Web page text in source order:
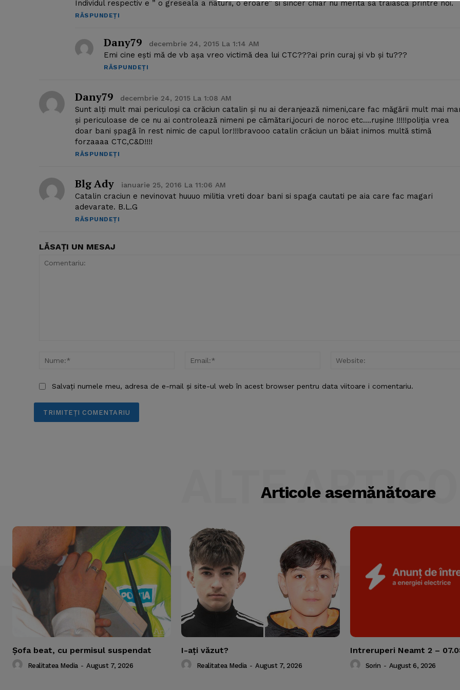
Individul respectiv e ” o greseala a naturii, o eroare” si sincer chiar nu merita sa traiasca printre noi.
RĂSPUNDEȚI
Dany79 decembrie 24, 2015 La 1:14 AM
Emi cine ești mă de vb așa vreo victimă dea lui CTC???ai prin curaj și vb și tu???
RĂSPUNDEȚI
Dany79 decembrie 24, 2015 La 1:08 AM
Sunt alți mult mai periculoși ca crăciun catalin și nu ai deranjează nimeni,care fac măgării mult mai
și periculoase de ce nu ai controlează nimeni pe cămătari,jocuri de noroc etc….rușine !!!!!poliția vrea
doar bani șpagă în rest nimic de capul lor!!!bravooo catalin crăciun un băiat inimos multă stimă
forzaaaa CTC,C&D!!!!
RĂSPUNDEȚI
Blg Ady ianuarie 25, 2016 La 11:06 AM
Catalin craciun e nevinovat huuuo militia vreti doar bani si spaga cautati pe aia care fac magari
adevarate. B.L.G
RĂSPUNDEȚI
LĂSAȚI UN MESAJ
Nume:*
Email:*
Salvați numele meu, adresa de e-mail și site-ul web în acest browser pentru data viitoare i comentariu.
Articole asemănătoare
ALTE
Şofa beat, cu permisul suspendat
Realitatea Media - August 7, 2026
I-aţi văzut?
Realitatea Media - August 7, 2026
Intreruperi Neamt 2 –
Sorin - August 6, 2026